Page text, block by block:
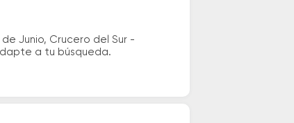
Junio, Crucero del Sur -
a tu búsqueda.